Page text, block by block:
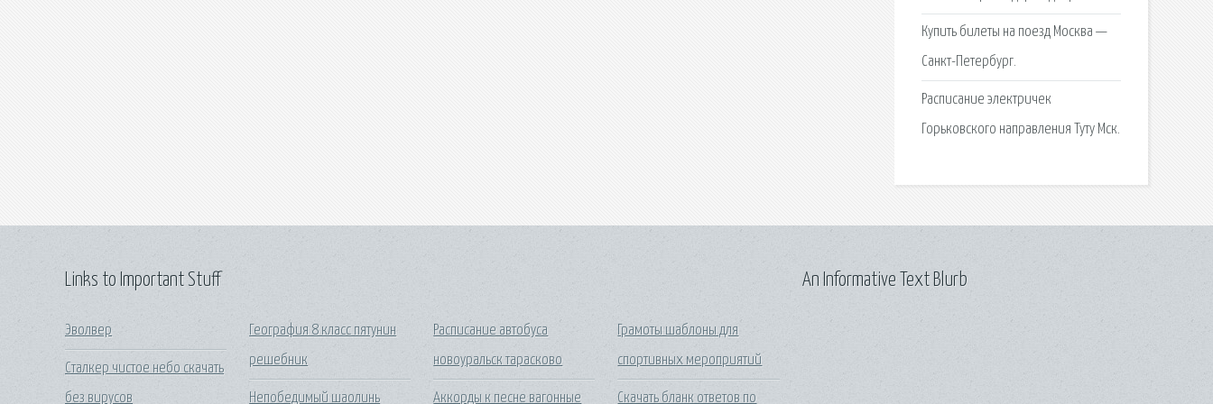
Купить билеты на поезд Москва —
Санкт-Петербург.
Расписание электричек
Горьковского направления Туту Мск.
Links to Important Stuff
Эволвер
Сталкер чистое небо скачать
без вирусов
География 8 класс пятунин
решебник
Непобедимый шаолинь
Расписание автобуса
новоуральск тарасково
Аккорды к песне вагонные
Грамоты шаблоны для
спортивных мероприятий
Скачать бланк ответов по
An Informative Text Blurb